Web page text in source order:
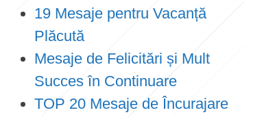
19 Mesaje pentru Vacanță
Plăcută
Mesaje de Felicitări și Mult
Succes în Continuare
TOP 20 Mesaje de Încurajare